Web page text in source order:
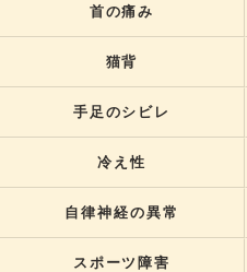
首の痛み
猫背
手足のシビレ
冷え性
自律神経の異常
スポーツ障害